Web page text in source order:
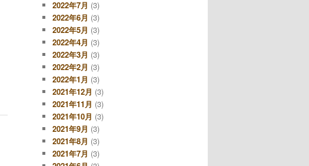
2022年7月 (3)
2022年6月 (3)
2022年5月 (3)
2022年4月 (3)
2022年3月 (3)
2022年2月 (3)
2022年1月 (3)
2021年12月 (3)
2021年11月 (3)
2021年10月 (3)
2021年9月 (3)
2021年8月 (3)
2021年7月 (3)